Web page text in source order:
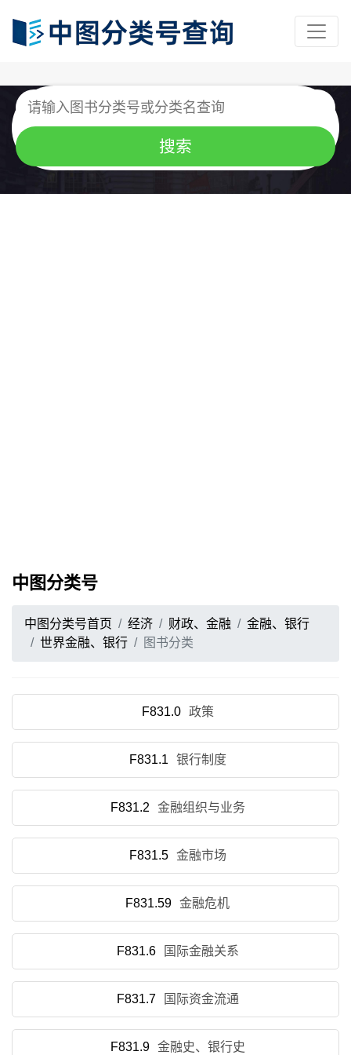
中图分类号
中图分类号首页 经济 财政、金融
金融、银行
世界金融、银行
图书分类
F831.0 政策
F831.1 银行制度
F831.2 金融组织与业务
F831.5 金融市场
F831.59 金融危机
F831.6 国际金融关系
F831.7 国际资金流通
F831.9 金融史、银行史